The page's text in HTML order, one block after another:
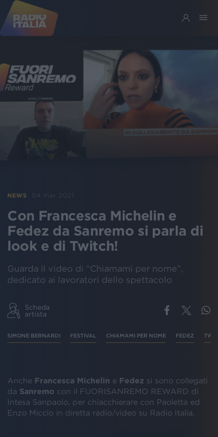
NEWS 04 mar 2021
Con Francesca Michelin e
Fedez da Sanremo si parla di
look e di Twitch!
Guarda il video di “Chiamami per nome”,
dedicato ai lavoratori dello spettacolo
Scheda
artista
SIMONE BERNARDI FESTIVAL CHIAMAMI PER NOME FEDEZ
Anche Francesca Michelin e Fedez si sono collegati
da Sanremo con il FUORISANREMO REWARD di
Intesa Sanpaolo, per chiacchierare con Paoletta ed
Enzo Miccio in diretta radio/video su Radio Italia.